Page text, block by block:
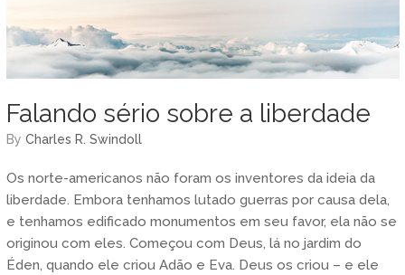
Falando sério sobre a liberdade
by Charles R. Swindoll
Os norte-americanos não foram os inventores da ideia da
liberdade. Embora tenhamos lutado guerras por causa dela,
e tenhamos edificado monumentos em seu favor, ela não se
originou com eles. Começou com Deus, lá no jardim do
Éden, quando ele criou Adão e Eva. Deus os criou – e ele